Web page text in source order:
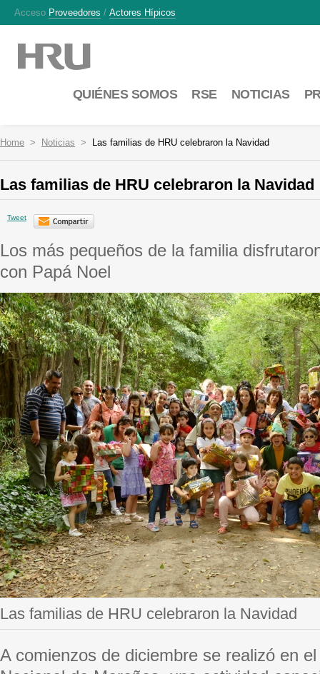
Acceso Proveedores / Actores Hípicos
QUIÉNES SOMOS RSE NOTICIAS
Home Noticias Las familias de HRU celebraron la Navidad
Las familias de HRU celebraron la Navidad
Tweet
Los más pequeños de la familia
con Papá Noel
Las familias de HRU celebraron la Navidad
A comienzos de diciembre se realizó en